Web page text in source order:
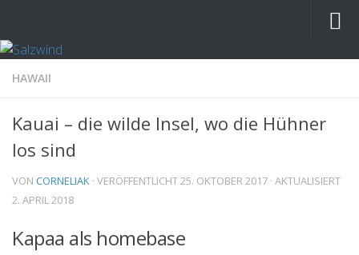
HAWAII
Kauai – die wilde Insel, wo die Hühner
los sind
VON CORNELIAK · VERÖFFENTLICHT25. OKTOBER 2017 · AKTUALISIERT
2. APRIL 2018
Kapaa als homebase